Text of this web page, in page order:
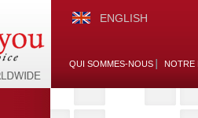
ENGLISH
QUI SOMMES-NOUS NOTRE